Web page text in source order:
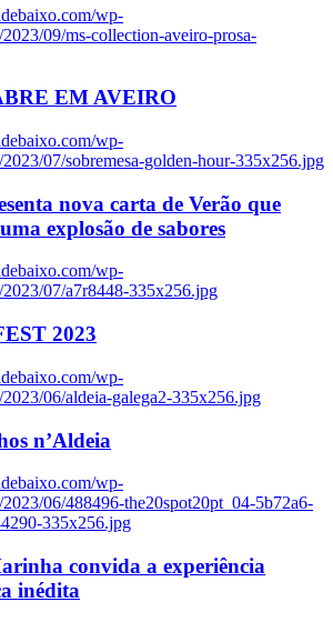
wp-
09/ms-collection-aveiro-prosa-
EM AVEIRO
wp-
07/sobremesa-golden-hour-335x256.jpg
nova carta de Verão que
explosão de sabores
wp-
2023/07/a7r8448-335x256.jpg
2023
wp-
06/aldeia-galega2-335x256.jpg
n’Aldeia
wp-
06/488496-the20spot20pt_04-5b72a6-
335x256.jpg
convida a experiência
inédita